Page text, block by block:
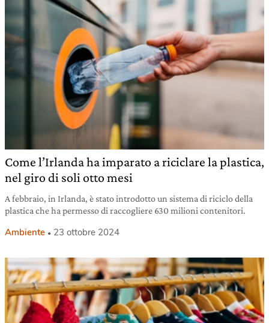
Come l’Irlanda ha imparato a riciclare la plastica,
nel giro di soli otto mesi
A febbraio, in Irlanda, è stato introdotto un sistema di riciclo della
plastica che ha permesso di raccogliere 630 milioni contenitori.
Ambiente 23 ottobre 2024